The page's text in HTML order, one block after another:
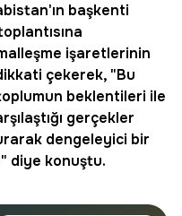
'ın başkenti
işaretlerinin
çekerek, "Bu
beklentileri ile
gerçekler
dengeleyici bir
diye konuştu.